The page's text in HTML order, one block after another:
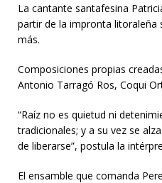
La cantante santafesina
partir de la impronta litoraleña
más.
Composiciones propias
Antonio Tarragó Ros, Coqui
“Raíz no es quietud ni
tradicionales; y a su vez se
de liberarse”, postula la
El ensamble que comanda